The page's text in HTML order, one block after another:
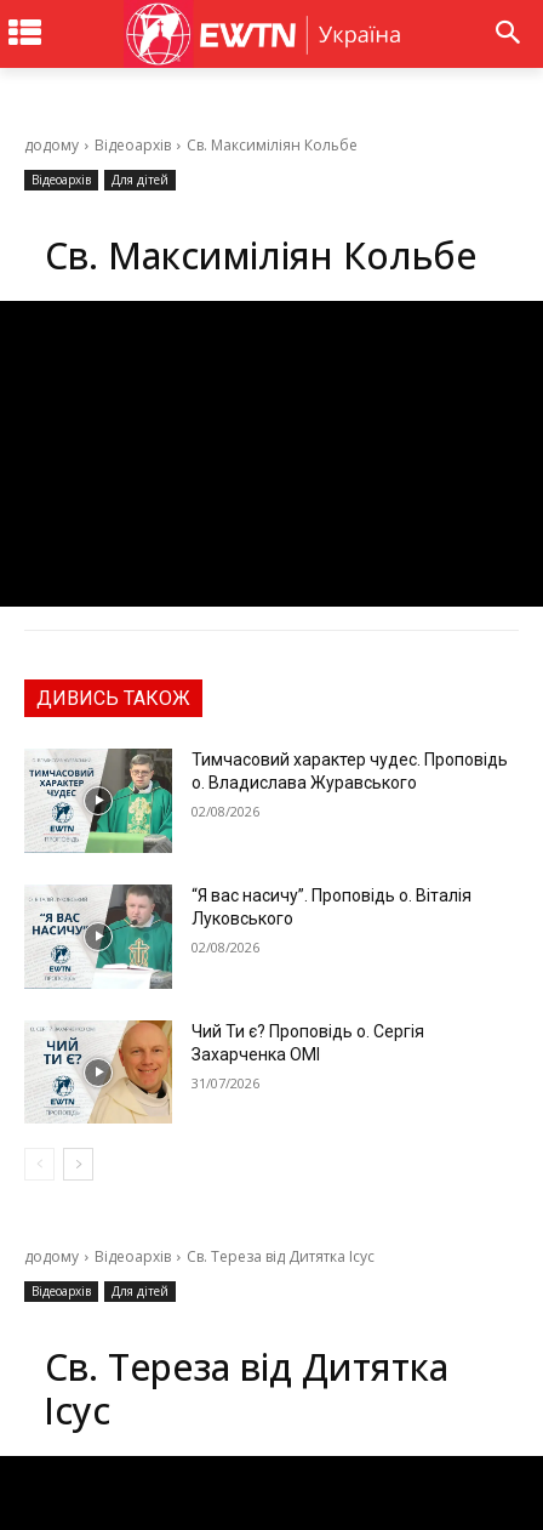
додому Відеоархів Св. Максиміліян Кольбе
Відеоархів Для дітей
Св. Максиміліян Кольбе
ДИВИСЬ ТАКОЖ
Тимчасовий характер чудес. Проповідь
о. Владислава Журавського
02/08/2026
“Я вас насичу”. Проповідь о. Віталія
Луковського
02/08/2026
Чий Ти є? Проповідь о. Сергія
Захарченка ОМІ
31/07/2026